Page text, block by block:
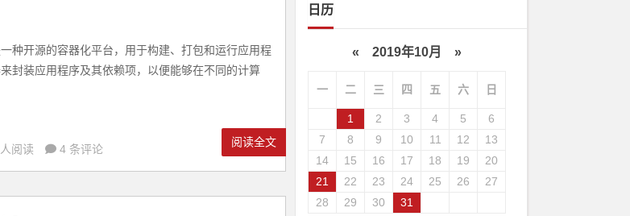
种开源的容器化平台，用于构建、打包和运行应用程
封装应用程序及其依赖项，以便能够在不同的计算
阅读 4 条评论
阅读全文
日历
« 2019年10月 »
一 二 三 四 五 六 日
1 2 3 4 5
6
7
8 9 10 11 12
13
14
15 16 17 18 19
20
21
22 23 24 25 26
27
28
29 30 31